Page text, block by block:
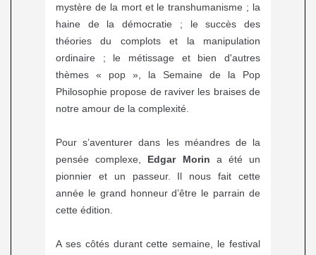
mystère de la mort et le transhumanisme ; la
haine de la démocratie ; le succès des
théories du complots et la manipulation
ordinaire ; le métissage et bien d'autres
thèmes « pop », la Semaine de la Pop
Philosophie propose de raviver les braises de
notre amour de la complexité.
Pour s’aventurer dans les méandres de la
pensée complexe, Edgar Morin a été un
pionnier et un passeur. Il nous fait cette
année le grand honneur d’être le parrain de
cette édition.
A ses côtés durant cette semaine, le festival